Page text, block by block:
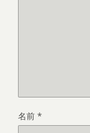
名前 *